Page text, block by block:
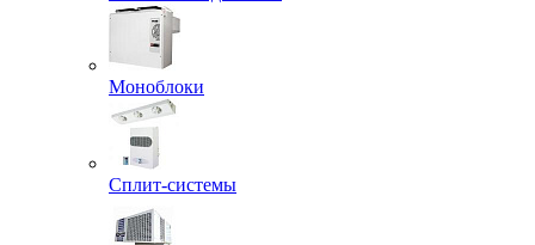
Моноблоки
Сплит-системы